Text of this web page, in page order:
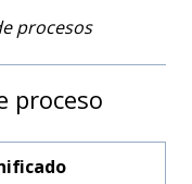
procesos
proceso